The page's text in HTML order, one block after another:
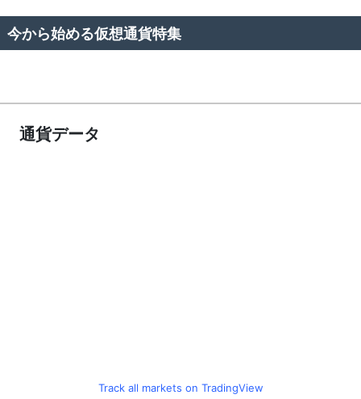
今から始める仮想通貨特集
通貨データ
Track all markets on TradingView